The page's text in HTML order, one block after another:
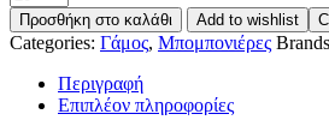
Προσθήκη στο καλάθι Add to wishlist
Categories: Γάμος, Μπομπονιέρες
Περιγραφή
Επιπλέον πληροφορίες